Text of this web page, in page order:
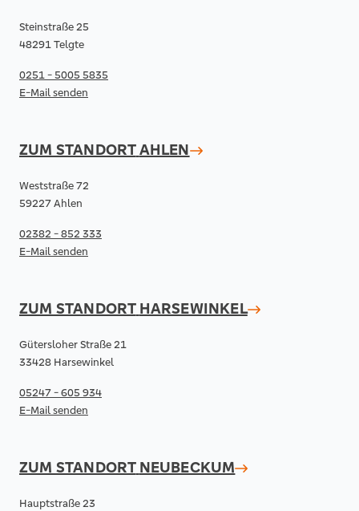
Steinstraße 25
48291 Telgte
0251 - 5005 5835
E-Mail senden
ZUM STANDORTAHLEN
Weststraße 72
59227 Ahlen
02382 - 852 333
E-Mail senden
ZUM STANDORT HARSEWINKEL
Gütersloher Straße 21
33428 Harsewinkel
05247 - 605 934
E-Mail senden
ZUM STANDORT NEUBECKUM
Hauptstraße 23